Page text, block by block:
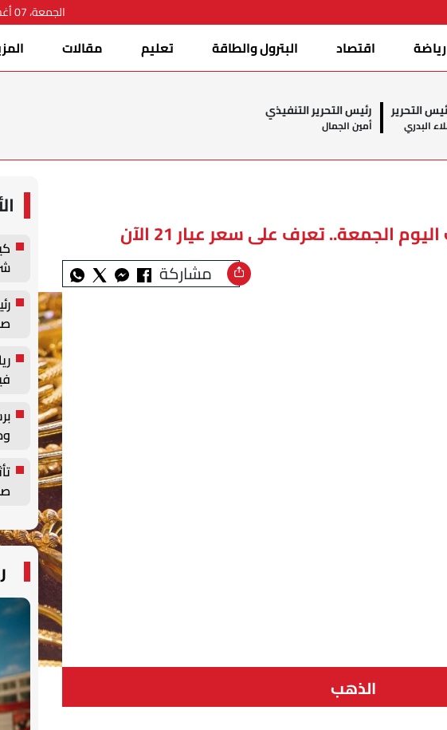
الجمعة، 07 أغسطس 2026
رياضة اقتصاد البترول والطاقة تعليم مقالات
التحرير
البدري
رئيس التحرير التنفيذي
أمين الجمال
الجمعة.. تعرف على سعر عيار 21 الآن
مشاركة
الذهب